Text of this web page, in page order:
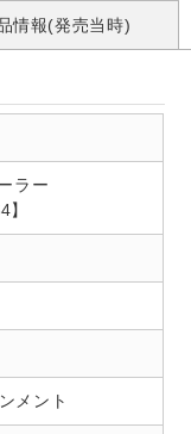
情報(発売当時)
ラー
メント